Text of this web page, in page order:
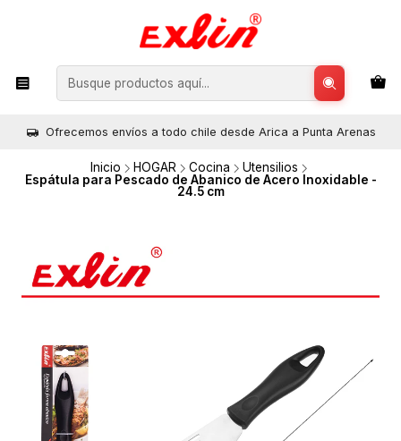
Ofrecemos envíos a todo chile desde Arica a Punta Arenas
Inicio HOGAR Cocina
Utensilios
Espátula para Pescado de Abanico de Acero Inoxidable -
24.5 cm